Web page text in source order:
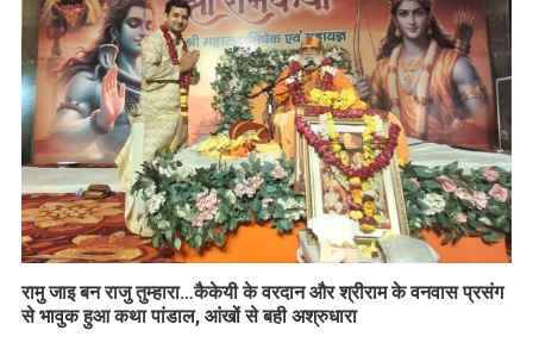
रामु जाइ बन राजु तुम्हारा…कैकेयी के वरदान और श्रीराम के वनवास प्रसंग
से भावुक हुआ कथा पांडाल, आंखों से बही अश्रुधारा